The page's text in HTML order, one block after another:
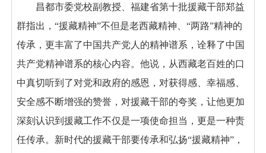
昌都市委党校副教授、福建省第十批援藏干部郑益
群指出，“援藏精神”不但是老西藏精神、“两路”精神的
传承，更丰富了中国共产党人的精神谱系，诠释了中国
共产党精神谱系的核心内容。他说，从西藏老百姓的口
中真切听到了对党和政府的感恩，对获得感、幸福感、
安全感不断增强的赞誉，对援藏干部的夸奖，让他更加
深刻认识到援藏工作不仅是一项使命担当，更是一种责
任传承。新时代的援藏干部要传承和弘扬“援藏精神”，